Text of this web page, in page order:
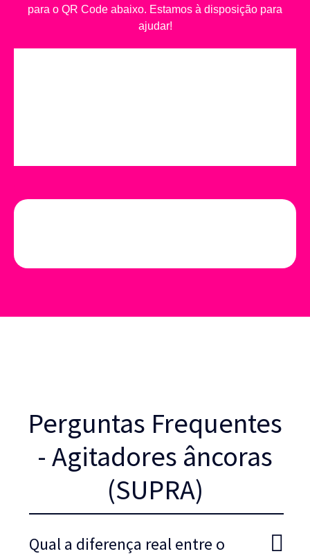
para o QR Code abaixo. Estamos à disposição para
ajudar!
Perguntas Frequentes
- Agitadores âncoras
(SUPRA)
Qual a diferença real entre o